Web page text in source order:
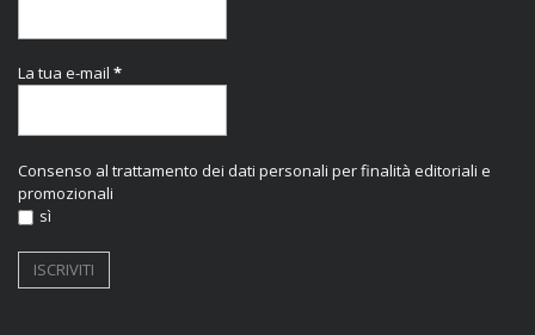
La tua e-mail *
Consenso al trattamento dei dati personali per finalità editoriali e
promozionali
sì